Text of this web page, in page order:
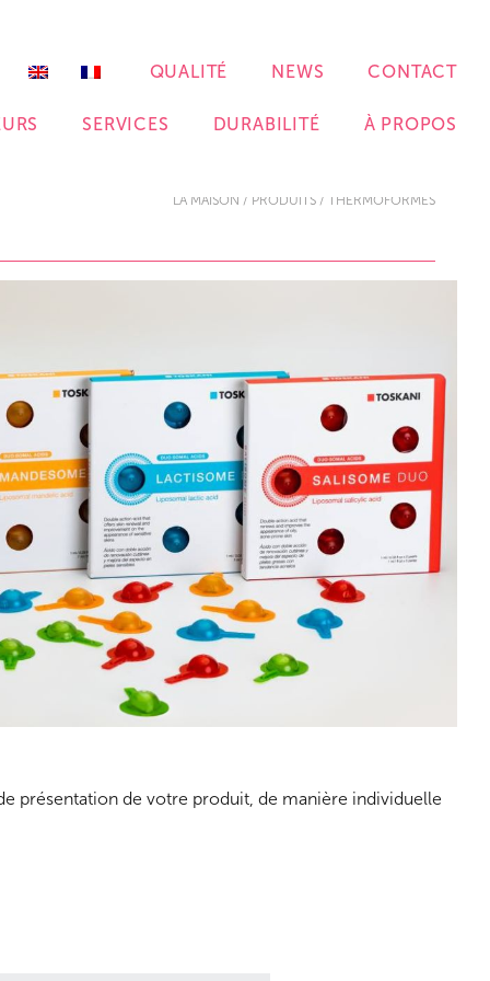
QUALITÉ NEWS CONTACT
SERVICES DURABILITÉ À PROPOS
LA MAISON / PRODUITS / THERMOFORMÉS
présentation de votre produit, de manière individuelle